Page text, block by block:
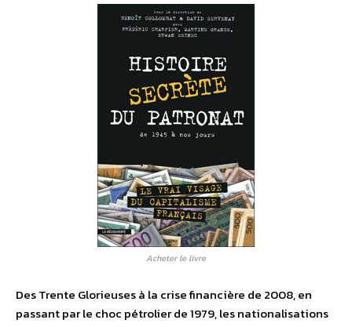
Acheter le livre
Des Trente Glorieuses à la crise financière de 2008, en
passant par le choc pétrolier de 1979, les nationalisations